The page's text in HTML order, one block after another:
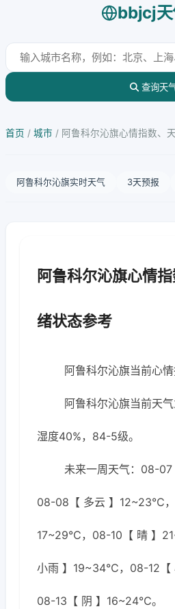
bbjcj天
查询天
首页 / 城市 / 阿鲁科尔沁旗心情指数、
阿鲁科尔沁旗实时天气 3天预报
阿鲁科尔沁旗心情
绪状态参考
阿鲁科尔沁旗当前心情
阿鲁科尔沁旗当前天
湿度40%，84-5级。
未来一周天气：08-
08-08【 多云 】12~23℃，
17~29℃，08-10【 晴 】
小雨 】19~34℃，08-12【
08-13【 阴 】16~24℃。